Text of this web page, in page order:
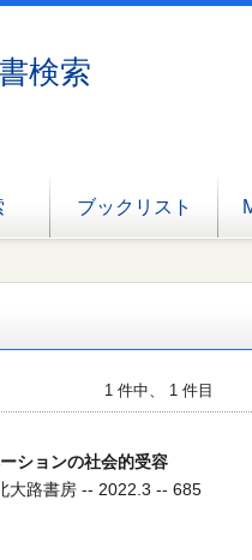
検索
ブックリスト
1 件中、 1 件目
ションの社会的受容
大路書房 -- 2022.3 -- 685